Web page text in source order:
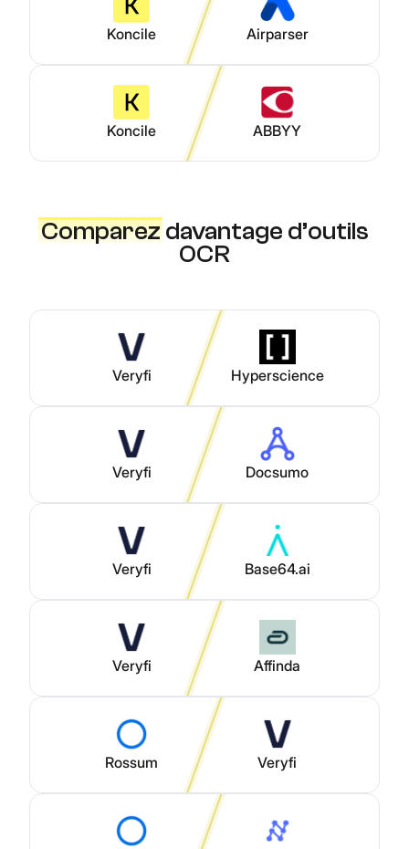
Koncile Airparser
Koncile ABBYY
Comparezdavantage d’outils
OCR
Veryfi Hyperscience
Veryfi Docsumo
Veryfi Base64.ai
Veryfi Affinda
Rossum Veryfi